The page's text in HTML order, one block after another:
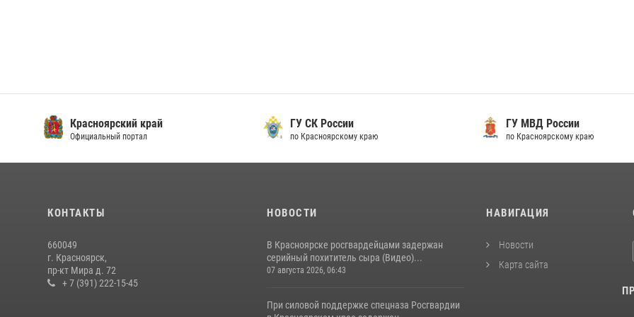
Красноярский край
Официальный портал
ГУ СК России
по Красноярскому краю
ГУ МВД России
по Красноярскому краю
КОНТАКТЫ
660049
г. Красноярск,
пр-кт Мира д. 72
+ 7 (391) 222-15-45
НОВОСТИ
В Красноярске росгвардейцами задержан
серийный похититель сыра (Видео)...
07 августа 2026, 06:43
При силовой поддержке спецназа Росгвардии
НАВИГАЦИЯ
Новости
Карта сайта